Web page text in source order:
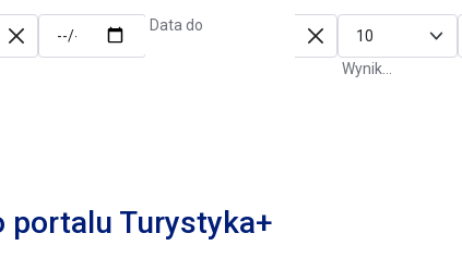
Data do
Wyniki na stronę
portalu Turystyka+